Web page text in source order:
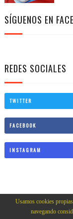
SÍGUENOS EN
REDES SOCIALES
TWITTER
FACEBOOK
INSTAGRAM
Usamos cookies
navegando